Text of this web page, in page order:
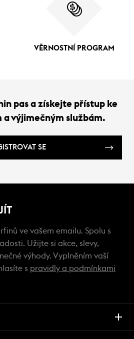
VĚRNOSTNÍ PROGRAM
pas a získejte přístup ke
a výjimečným službám.
SE
ve vašem emailu. Spolu s
Užijte si akce, slevy,
výhody. Vyplněním vaší
s pravidly a podmínkami